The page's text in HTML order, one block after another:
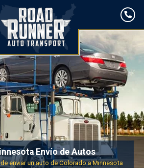
Envío de Autos
enviar un auto de Colorado a Minnesota